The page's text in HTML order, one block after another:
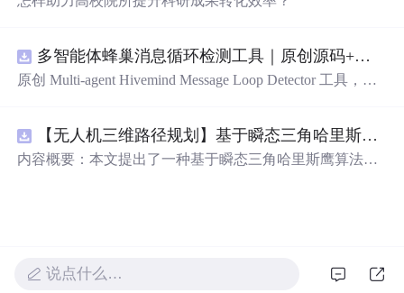
多智能体蜂巢消息循环检测工具｜原创源码+测试+离线报告
原创 Multi-agent Hivemind Message Loop Detector 工具，建
试、可复现合成示例、离线 HTML/JSON/SVG 报告、1080
×720 真实运行效果图、README、运行说明、功能清
【无人机三维路径规划】基于瞬态三角哈里斯鹰算法TTHHO实现多无人机协同集群避障路径规划（目标函数：最低成本：路径、高度、威胁、转角）（Matlab代码实现）
内容概要：本文提出了一种基于瞬态三角哈里斯鹰算法
算法设计与仿真实验，验证了TTHHO算法在复杂三维动态
说点什么…